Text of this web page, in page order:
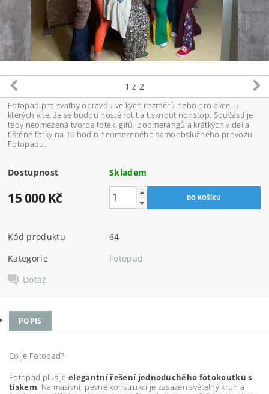
1 z 2
Fotopad pro svatby opravdu velkých rozměrů nebo pro akce, u
kterých víte, že se budou hosté fotit a tisknout nonstop. Součástí je
tedy neomezená tvorba fotek, gifů, boomerangů a krátkých videí a
tištěné fotky na 10 hodin neomezeného samoobslužného provozu
Fotopadu.
Dostupnost Skladem
15 000 Kč
Kód produktu
64
Kategorie
Fotopad
Dotaz
POPIS
Co je Fotopad?
Fotopad plus jeelegantní řešení jednoduchého fotokoutku s
tiskem. Na masivní, pevné konstrukci je zasazen světelný kruh a